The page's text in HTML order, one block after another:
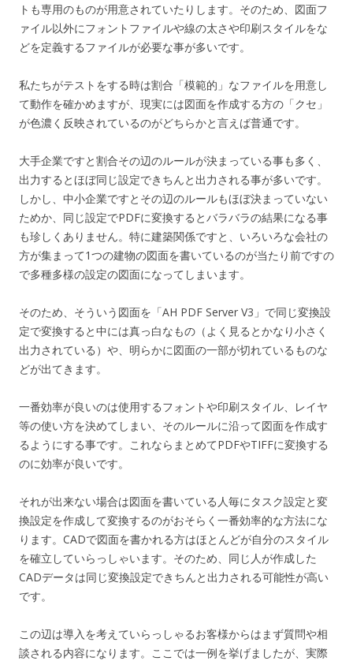
トも専用のものが用意されていたりします。そのため、図面フ
ァイル以外にフォントファイルや線の太さや印刷スタイルをな
どを定義するファイルが必要な事が多いです。
私たちがテストをする時は割合「模範的」なファイルを用意し
て動作を確かめますが、現実には図面を作成する方の「クセ」
が色濃く反映されているのがどちらかと言えば普通です。
大手企業ですと割合その辺のルールが決まっている事も多く、
出力するとほぼ同じ設定できちんと出力される事が多いです。
しかし、中小企業ですとその辺のルールもほぼ決まっていない
ためか、同じ設定でPDFに変換するとバラバラの結果になる事
も珍しくありません。特に建築関係ですと、いろいろな会社の
方が集まって1つの建物の図面を書いているのが当たり前ですの
で多種多様の設定の図面になってしまいます。
そのため、そういう図面を「AH PDF Server V3」で同じ変換設
定で変換すると中には真っ白なもの（よく見るとかなり小さく
出力されている）や、明らかに図面の一部が切れているものな
どが出てきます。
一番効率が良いのは使用するフォントや印刷スタイル、レイヤ
等の使い方を決めてしまい、そのルールに沿って図面を作成す
るようにする事です。これならまとめてPDFやTIFFに変換する
のに効率が良いです。
それが出来ない場合は図面を書いている人毎にタスク設定と変
換設定を作成して変換するのがおそらく一番効率的な方法にな
ります。CADで図面を書かれる方はほとんどが自分のスタイル
を確立していらっしゃいます。そのため、同じ人が作成した
CADデータは同じ変換設定できちんと出力される可能性が高い
です。
この辺は導入を考えていらっしゃるお客様からはまず質問や相
談される内容になります。ここでは一例を挙げましたが、実際